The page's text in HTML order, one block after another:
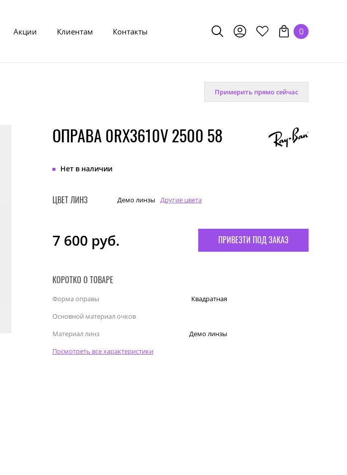
Акции Клиентам Контакты 0
Примерить прямо сейчас
ОПРАВА 0RX3610V 2500 58
Нет в наличии
ЦВЕТ ЛИНЗ Демо линзы Другие цвета
7 600 руб. ПРИВЕЗТИ ПОД ЗАКАЗ
КОРОТКО О ТОВАРЕ
Форма оправы
Квадратная
Основной материал очков
Материал линз
Демо линзы
Посмотреть все характеристики